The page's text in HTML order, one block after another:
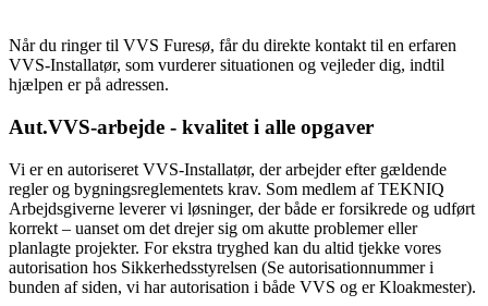
Når du ringer til VVS Furesø, får du direkte kontakt til en erfaren
VVS-Installatør, som vurderer situationen og vejleder dig, indtil
hjælpen er på adressen.
Aut.VVS-arbejde - kvalitet i alle opgaver
Vi er en autoriseret VVS-Installatør, der arbejder efter gældende
regler og bygningsreglementets krav. Som medlem af TEKNIQ
Arbejdsgiverne leverer vi løsninger, der både er forsikrede og udført
korrekt – uanset om det drejer sig om akutte problemer eller
planlagte projekter. For ekstra tryghed kan du altid tjekke vores
autorisation hos Sikkerhedsstyrelsen (Se autorisationnummer i
bunden af siden, vi har autorisation i både VVS og er Kloakmester).